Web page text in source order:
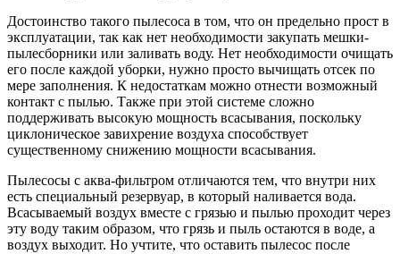
Достоинство такого пылесоса в том, что он предельно прост в
эксплуатации, так как нет необходимости закупать мешки-
пылесборники или заливать воду. Нет необходимости очищать
его после каждой уборки, нужно просто вычищать отсек по
мере заполнения. К недостаткам можно отнести возможный
контакт с пылью. Также при этой системе сложно
поддерживать высокую мощность всасывания, поскольку
циклоническое завихрение воздуха способствует
существенному снижению мощности всасывания.
Пылесосы с аква-фильтром отличаются тем, что внутри них
есть специальный резервуар, в который наливается вода.
Всасываемый воздух вместе с грязью и пылью проходит через
эту воду таким образом, что грязь и пыль остаются в воде, а
воздух выходит. Но учтите, что оставить пылесос после